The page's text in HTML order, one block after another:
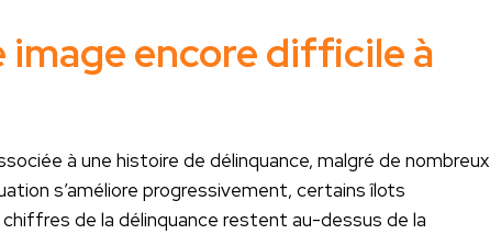
image encore difficile à
à une histoire de délinquance, malgré de nombreux
s’améliore progressivement, certains îlots
de la délinquance restent au-dessus de la